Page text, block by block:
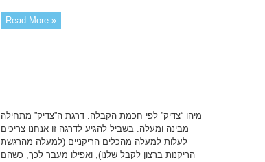
Read More »
מיהו “צדיק” לפי חכמת הקבלה. דרגת ה”צדיק” מתחילה
מבינה ומעלה. בשביל להגיע לדרגה זו אנחנו צריכים
לעלות למעלה מהכלים הריקניים (למעלה מהרגשת
הריקנות ברצון לקבל שלנו), ואפילו מעבר לכך, כשהם